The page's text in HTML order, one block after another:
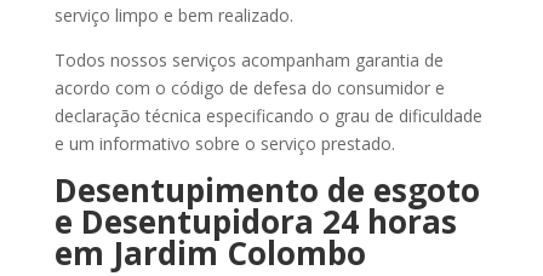
serviço limpo e bem realizado.
Todos nossos serviços acompanham garantia de
acordo com o código de defesa do consumidor e
declaração técnica especificando o grau de dificuldade
e um informativo sobre o serviço prestado.
Desentupimento de esgoto
e Desentupidora 24 horas
em Jardim Colombo